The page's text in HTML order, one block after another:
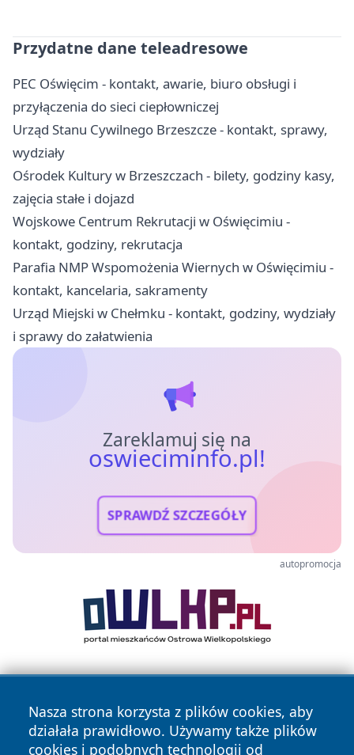
Przydatne dane teleadresowe
PEC Oświęcim - kontakt, awarie, biuro obsługi i
przyłączenia do sieci ciepłowniczej
Urząd Stanu Cywilnego Brzeszcze - kontakt, sprawy,
wydziały
Ośrodek Kultury w Brzeszczach - bilety, godziny kasy,
zajęcia stałe i dojazd
Wojskowe Centrum Rekrutacji w Oświęcimiu -
kontakt, godziny, rekrutacja
Parafia NMP Wspomożenia Wiernych w Oświęcimiu -
kontakt, kancelaria, sakramenty
Urząd Miejski w Chełmku - kontakt, godziny, wydziały
i sprawy do załatwienia
Zareklamuj się na
oswieciminfo.pl!
SPRAWDŹ SZCZEGÓŁY
autopromocja
Nasza strona korzysta z plików cookies, aby
działała prawidłowo. Używamy także plików
cookies i podobnych technologii od